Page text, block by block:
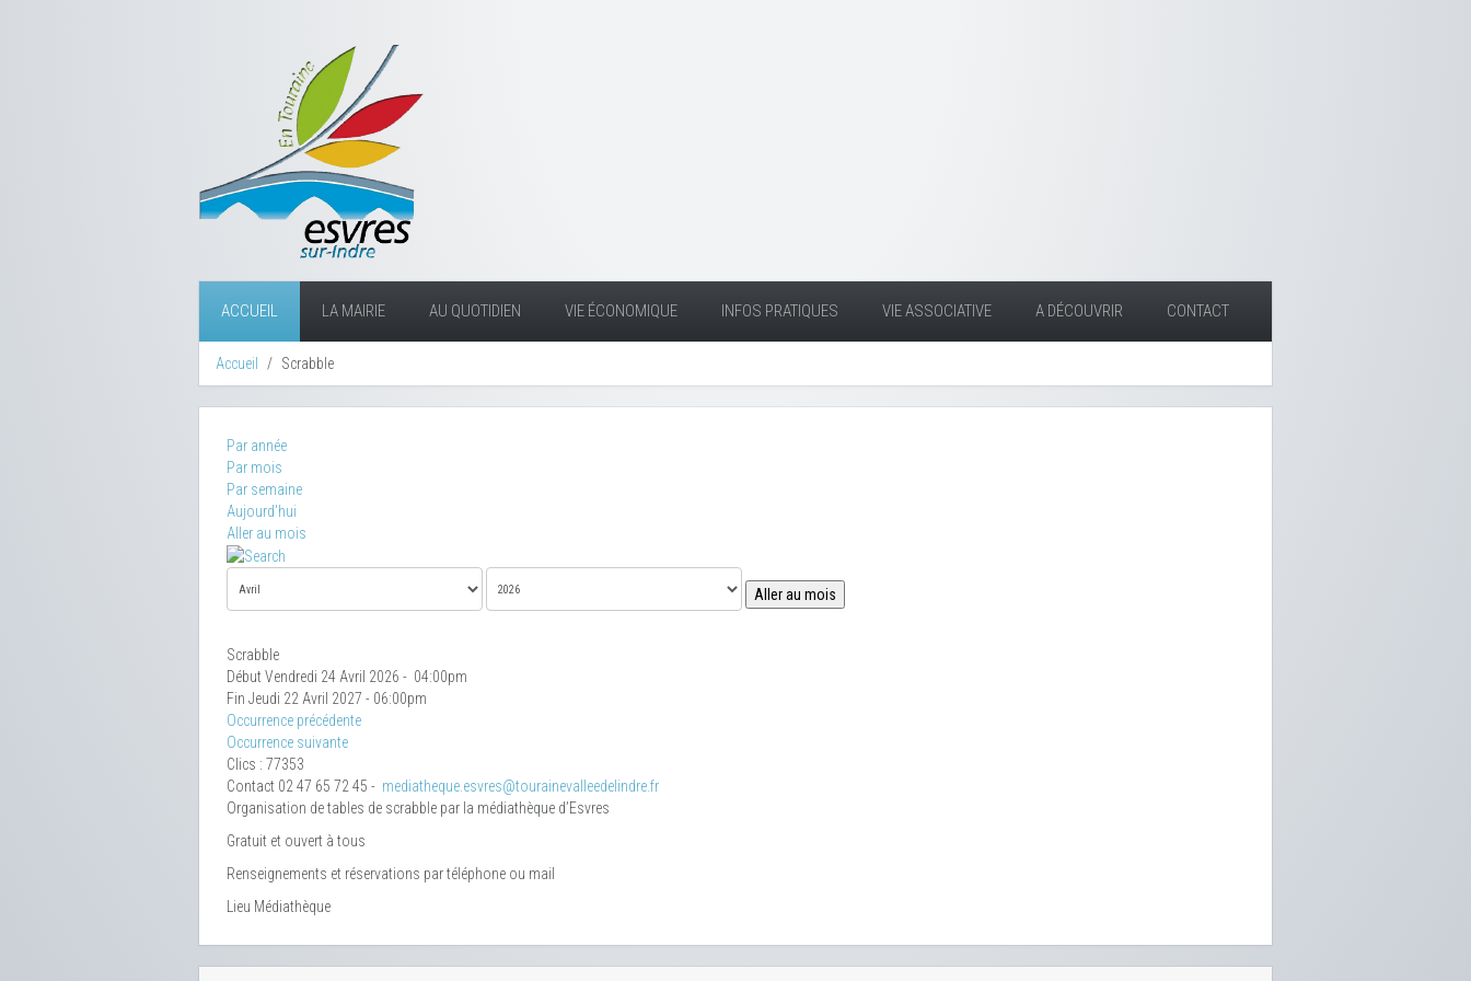
ACCUEIL LA MAIRIE AU QUOTIDIEN VIE ÉCONOMIQUE INFOS PRATIQUES VIE ASSOCIATIVE A DÉCOUVRIR CONTACT
Accueil Scrabble
Par année
Par mois
Par semaine
Aujourd'hui
Aller au mois
Aller au mois
Scrabble
Début Vendredi 24 Avril 2026 - 04:00pm
Fin Jeudi 22 Avril 2027 - 06:00pm
Occurrence précédente
Occurrence suivante
Clics : 77353
Contact 02 47 65 72 45 - mediatheque.esvres@tourainevalleedelindre.fr
Organisation de tables de scrabble par la médiathèque d’Esvres
Gratuit et ouvert à tous
Renseignements et réservations par téléphone ou mail
Lieu Médiathèque